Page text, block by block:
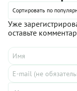
Сортировать по
Уже
оставьте